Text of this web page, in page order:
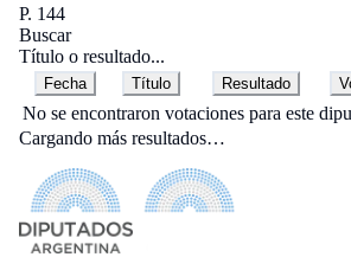
P. 144
Buscar
Título o resultado...
Fecha Título Resultado
No se encontraron votaciones para este
Cargando más resultados…